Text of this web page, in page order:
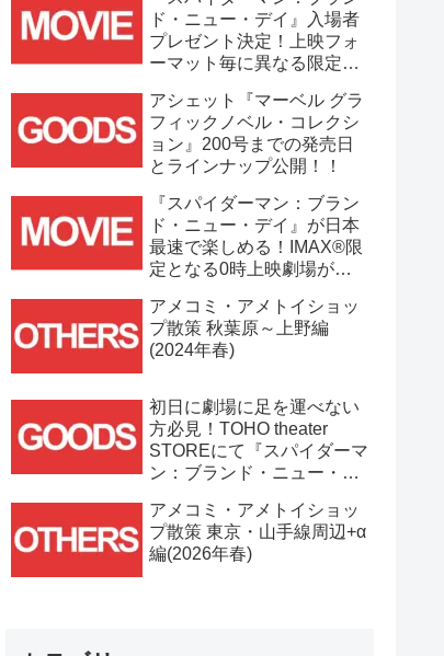
中！！
ド・ニュー・デイ』入場者
プレゼント決定！上映フォ
ーマット毎に異なる限定ビ
える！！
アシェット『マーベル グラ
フィックノベル・コレクシ
ョン』200号までの発売日
とラインナップ公開！！
『スパイダーマン：ブラン
ド・ニュー・デイ』が日本
最速で楽しめる！IMAX®限
定となる0時上映劇場が決
アメコミ・アメトイショッ
プ散策 秋葉原～上野編
(2024年春)
初日に劇場に足を運べない
方必見！TOHO theater
STOREにて『スパイダーマ
ン：ブランド・ニュー・デ
7/31(金)11時より開始！！
アメコミ・アメトイショッ
プ散策 東京・山手線周辺+α
編(2026年春)